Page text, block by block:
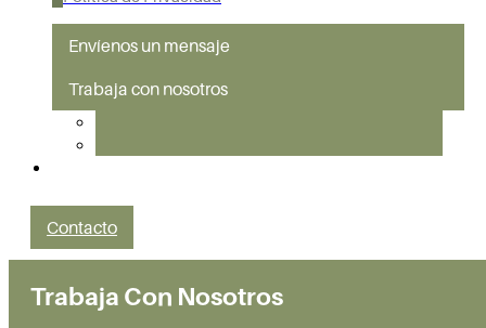
Envíenos un mensaje
Trabaja con nosotros
Contacto
Trabaja Con Nosotros